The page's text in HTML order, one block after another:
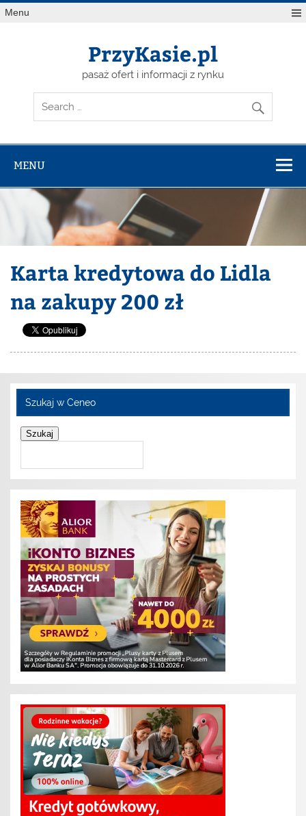
Skip
toMenu
PrzyKasie.pl
pasaż ofert i informacji z rynku
MENU
Karta kredytowa do Lidla
na zakupy 200 zł
Szukaj w Ceneo
Szukaj